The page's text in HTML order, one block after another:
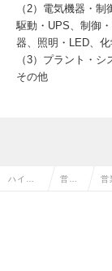
（2）電気機器・
駆動・UPS、制御
器、照明・LED、
（3）プラント・
その他
ハイク 営業 営